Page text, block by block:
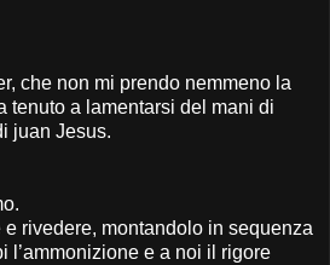
che non mi prendo nemmeno la
tenuto a lamentarsi del mani di
juan Jesus.
e rivedere, montandolo in sequenza
l’ammonizione e a noi il rigore